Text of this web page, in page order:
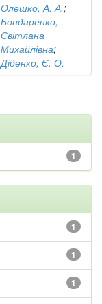
Олешко, А. А.;
Бондаренко,
Світлана
Михайлівна;
Діденко, Є. О.
1
1
1
1